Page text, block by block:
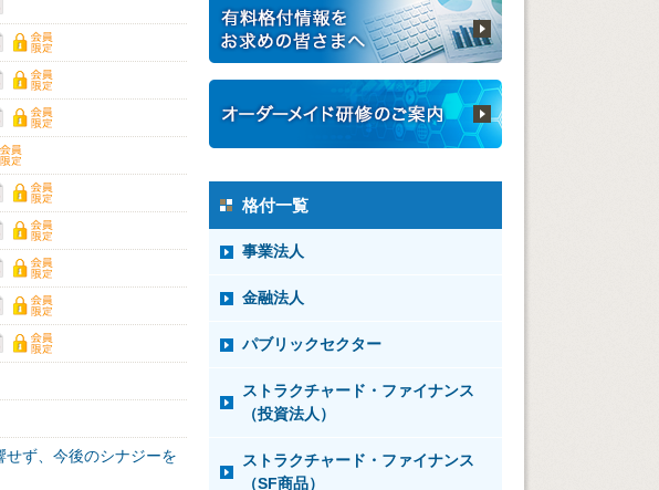
ず、今後のシナジーを
格付一覧
事業法人
金融法人
パブリックセクター
ストラクチャード・ファイナンス
（投資法人）
ストラクチャード・ファイナンス
（SF商品）